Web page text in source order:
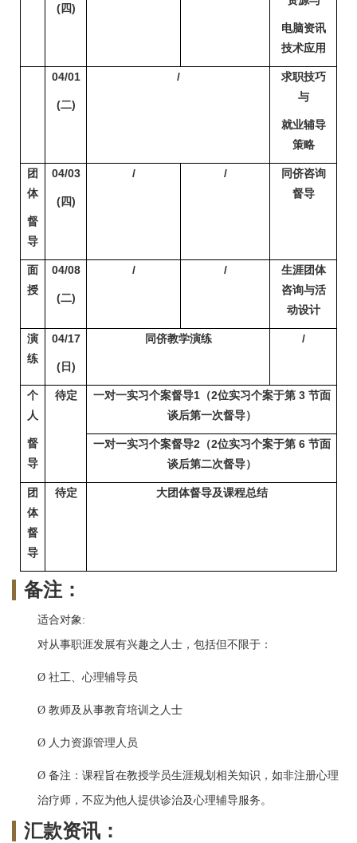
(四)
电脑资讯
技术应用
04/01
(二)
/
求职技巧
与
就业辅导
策略
团
体
督
导
04/03
(四)
/ /
同侪咨询
督导
面
授
04/08
(二)
/ /
生涯团体
咨询与活
动设计
演
练
04/17
(日)
同侪教学演练 /
个
人
督
导
待定 一对一实习个案督导1（2位实习个案于第 3 节面
谈后第一次督导）
一对一实习个案督导2（2位实习个案于第 6 节面
谈后第二次督导）
团
体
督
导
待定 大团体督导及课程总结
备注：
适合对象:
对从事职涯发展有兴趣之人士，包括但不限于：
Ø 社工、心理辅导员
Ø 教师及从事教育培训之人士
Ø 人力资源管理人员
Ø 备注：课程旨在教授学员生涯规划相关知识，如非注册心理
治疗师，不应为他人提供诊治及心理辅导服务。
汇款资讯：